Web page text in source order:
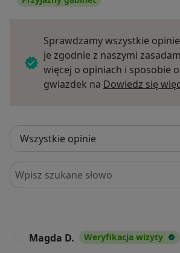
Sprawdzamy wszystkie
je zgodnie z naszymi
więcej o opiniach i sposobie
gwiazdek na Dowiedz się
Szukaj w opiniach
Magda D. Weryfikacja wizyty